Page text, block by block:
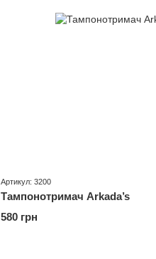
Артикул: 3200
Тампонотримач Arkada’s
580 грн